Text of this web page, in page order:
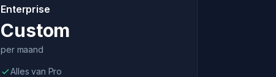
Enterprise
Custom
per maand
Alles van Pro